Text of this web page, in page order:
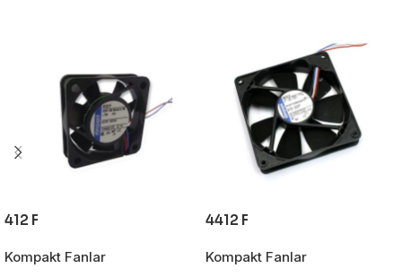
412 F
Kompakt Fanlar
4412 F
Kompakt Fanlar